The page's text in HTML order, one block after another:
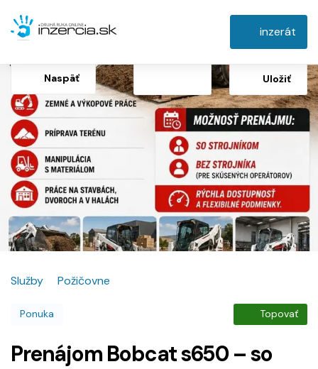
inzerát
Naspäť Uložiť
Služby Požičovne
Ponuka Topovať
Prenájom Bobcat s650 – so